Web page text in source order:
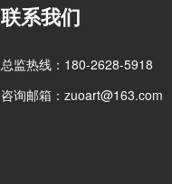
联系我们
总监热线：180-2628-5918
咨询邮箱：zuoart@163.com